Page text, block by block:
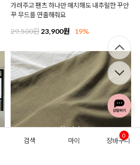
검색 마이 장바구니
0
가려주고 팬츠 하나만 매치해도 내추럴한 꾸안
꾸 무드를 연출해줘요
29,500원 23,900원 19%